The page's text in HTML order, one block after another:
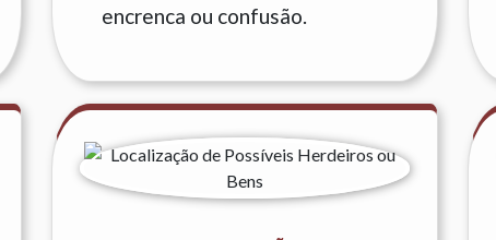
encrenca ou confusão.